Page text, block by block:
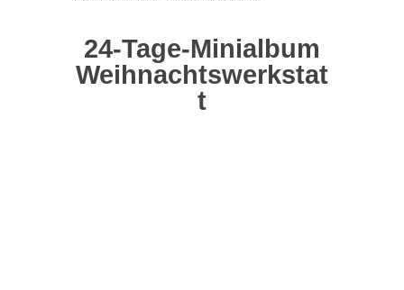
24-Tage-Minialbum
Weihnachtswerkstat
t